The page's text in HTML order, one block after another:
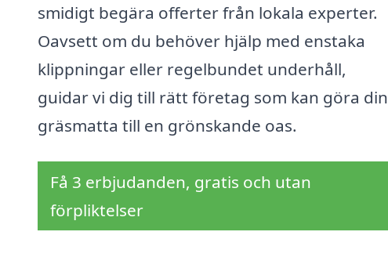
smidigt begära offerter från lokala experter.
Oavsett om du behöver hjälp med enstaka
klippningar eller regelbundet underhåll,
guidar vi dig till rätt företag som kan göra din
gräsmatta till en grönskande oas.
Få 3 erbjudanden, gratis och utan
förpliktelser